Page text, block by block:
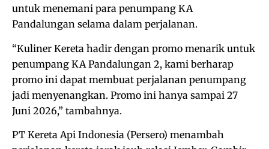
untuk menemani para penumpang KA
Pandalungan selama dalam perjalanan.
“Kuliner Kereta hadir dengan promo menarik untuk
penumpang KA Pandalungan 2, kami berharap
promo ini dapat membuat perjalanan penumpang
jadi menyenangkan. Promo ini hanya sampai 27
Juni 2026,” tambahnya.
PT Kereta Api Indonesia (Persero) menambah